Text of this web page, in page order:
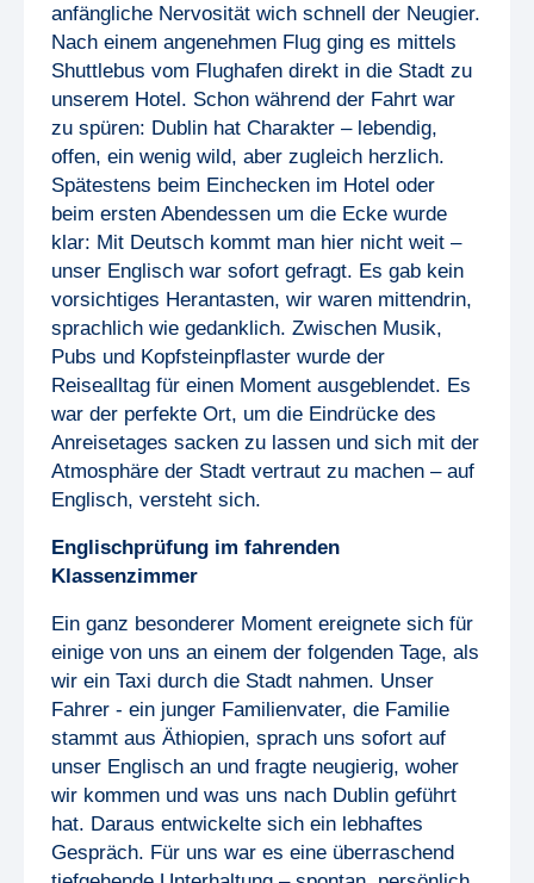
anfängliche Nervosität wich schnell der Neugier.
Nach einem angenehmen Flug ging es mittels
Shuttlebus vom Flughafen direkt in die Stadt zu
unserem Hotel. Schon während der Fahrt war
zu spüren: Dublin hat Charakter – lebendig,
offen, ein wenig wild, aber zugleich herzlich.
Spätestens beim Einchecken im Hotel oder
beim ersten Abendessen um die Ecke wurde
klar: Mit Deutsch kommt man hier nicht weit –
unser Englisch war sofort gefragt. Es gab kein
vorsichtiges Herantasten, wir waren mittendrin,
sprachlich wie gedanklich. Zwischen Musik,
Pubs und Kopfsteinpflaster wurde der
Reisealltag für einen Moment ausgeblendet. Es
war der perfekte Ort, um die Eindrücke des
Anreisetages sacken zu lassen und sich mit der
Atmosphäre der Stadt vertraut zu machen – auf
Englisch, versteht sich.
Englischprüfung im fahrenden
Klassenzimmer
Ein ganz besonderer Moment ereignete sich für
einige von uns an einem der folgenden Tage, als
wir ein Taxi durch die Stadt nahmen. Unser
Fahrer - ein junger Familienvater, die Familie
stammt aus Äthiopien, sprach uns sofort auf
unser Englisch an und fragte neugierig, woher
wir kommen und was uns nach Dublin geführt
hat. Daraus entwickelte sich ein lebhaftes
Gespräch. Für uns war es eine überraschend